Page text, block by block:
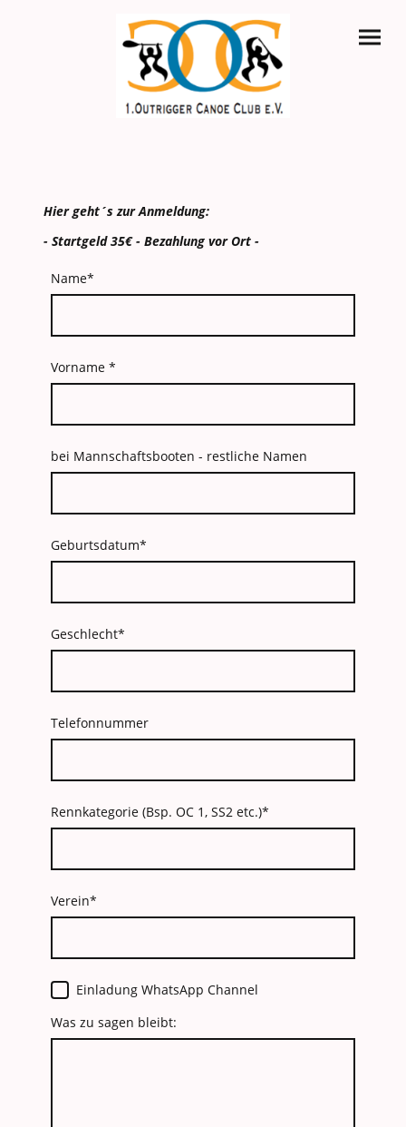
Hier geht´s zur Anmeldung:
- Startgeld 35€ - Bezahlung vor Ort -
Name*
Vorname *
bei Mannschaftsbooten - restliche Namen
Geburtsdatum*
Geschlecht*
Telefonnummer
Rennkategorie (Bsp. OC 1, SS2 etc.)*
Verein*
Einladung WhatsApp Channel
Was zu sagen bleibt: